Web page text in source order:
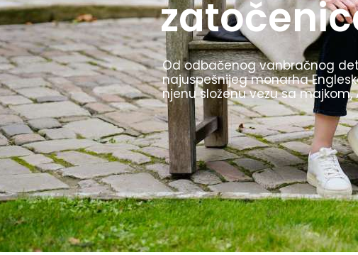
Olimpijske igre u Berlinu 1936.
TV prenos i štafetu sa bakljom.
i to kako ih je Hitler koristio kao